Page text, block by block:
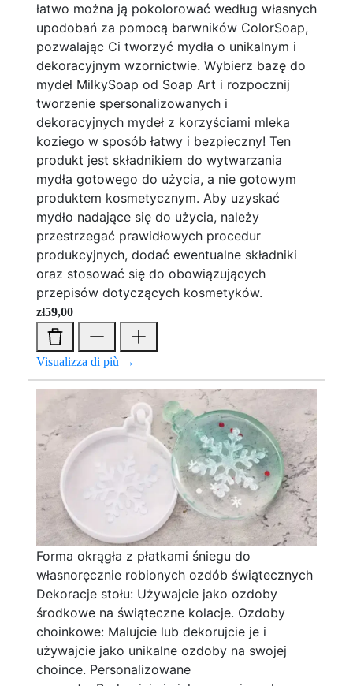
łatwo można ją pokolorować według własnych
upodobań za pomocą barwników ColorSoap,
pozwalając Ci tworzyć mydła o unikalnym i
dekoracyjnym wzornictwie. Wybierz bazę do
mydeł MilkySoap od Soap Art i rozpocznij
tworzenie spersonalizowanych i
dekoracyjnych mydeł z korzyściami mleka
koziego w sposób łatwy i bezpieczny! Ten
produkt jest składnikiem do wytwarzania
mydła gotowego do użycia, a nie gotowym
produktem kosmetycznym. Aby uzyskać
mydło nadające się do użycia, należy
przestrzegać prawidłowych procedur
produkcyjnych, dodać ewentualne składniki
oraz stosować się do obowiązujących
przepisów dotyczących kosmetyków.
zł59,00
Visualizza di più →
Forma okrągła z płatkami śniegu do
własnoręcznie robionych ozdób świątecznych
Dekoracje stołu: Używajcie jako ozdoby
środkowe na świąteczne kolacje. Ozdoby
choinkowe: Malujcie lub dekorujcie je i
używajcie jako unikalne ozdoby na swojej
choince. Personalizowane